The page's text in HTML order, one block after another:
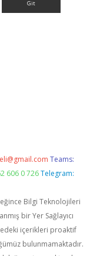
Teams:
606 0 726 Telegram:
Bilgi Teknolojileri
bir Yer Sağlayıcı
içerikleri proaktif
bulunmamaktadır.